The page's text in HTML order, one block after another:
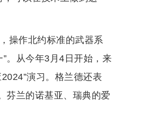
操作北约标准的武器系
。从今年3月4日开始，来
演习。格兰德还表
芬兰的诺基亚、瑞典的爱